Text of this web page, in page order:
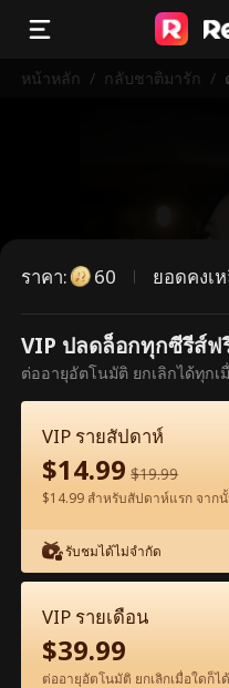
หน้าหลัก / กลับชาติมารัก /
ตอนนี้เป็นตอนพ
เพื่
ราคา: 60 ยอดคงเ
VIP ปลดล็อกทุกซีรีส์ฟ
ต่ออายุอัตโนมัติ ยกเลิกได้ทุกเ
VIP รายสัปดาห์
$14.99 $19.99
$14.99 สำหรับสัปดาห์แรก จาก
รับชมได้ไม่จำกัด
VIP รายเดือน
$39.99
ต่ออายุอัตโนมัติ ยกเลิกเมื่อใดก็ได้